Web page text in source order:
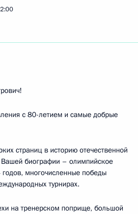
с 80-летием и самые добрые
страниц в историю отечественной
биографии – олимпийское
многочисленные победы
турнирах.
на тренерском поприще, большой